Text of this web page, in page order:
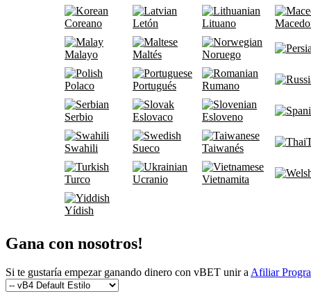
Coreano Letón Lituano
Malayo Maltés Noruego
Polaco Portugués Rumano
Serbio Eslovaco Esloveno
Swahili Sueco Taiwanés
Turco Ucranio Vietnamita
Yídish
Gana con nosotros!
Si te gustaría empezar ganando dinero con vBET unir aAfiliar